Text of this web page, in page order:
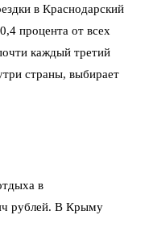
в Краснодарский
процента от всех
каждый третий
страны, выбирает
в
рублей. В Крыму